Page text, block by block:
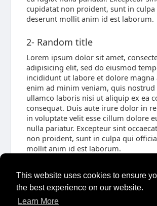
This website uses cookies to ensure
the best experience on our website.
Learn More
cupidatat non proident, sunt in
deserunt mollit anim id est laborum.
2- Random title
Lorem ipsum dolor sit amet,
adipisicing elit, sed do eiusmod
incididunt ut labore et dolore magna
enim ad minim veniam, quis nostrud
ullamco laboris nisi ut aliquip ex ea
consequat. Duis aute irure dolor in
in voluptate velit esse cillum dolore
nulla pariatur. Excepteur sint
non proident, sunt in culpa qui
mollit anim id est laborum.
© 2026 Stompster